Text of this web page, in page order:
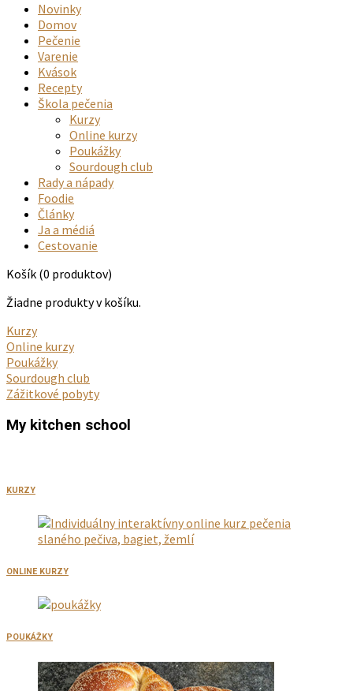
Novinky
Domov
Pečenie
Varenie
Kvások
Recepty
Škola pečenia
Kurzy
Online kurzy
Poukážky
Sourdough club
Rady a nápady
Foodie
Články
Ja a médiá
Cestovanie
Košík (0 produktov)
Žiadne produkty v košíku.
Kurzy
Online kurzy
Poukážky
Sourdough club
Zážitkové pobyty
My kitchen school
KURZY
ONLINE KURZY
POUKÁŽKY